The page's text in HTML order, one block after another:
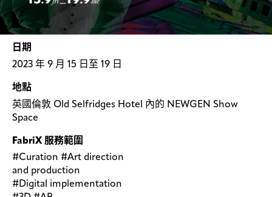
日期
2023 年 9 月 15 日至 19 日
地點
英國倫敦 Old Selfridges Hotel 內的 NEWGEN Show
Space
FabriX 服務範圍
#Curation #Art direction
and production
#Digital implementation